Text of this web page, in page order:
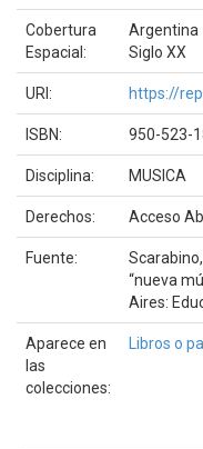
Cobertura
Espacial:
Argentina
Siglo XX
URI: https://
ISBN: 950-523-
Disciplina: MUSICA
Derechos: Acceso
Fuente:
“nueva
Aires:
Aparece en
las
colecciones:
Libros o